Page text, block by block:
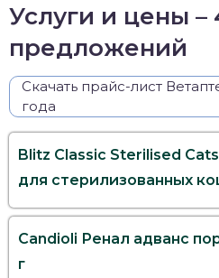
Услуги и цены –
предложений
Скачать прайс-лист
года
Blitz Classic Sterilised
для стерилизованных
Candioli Ренал адванс
г